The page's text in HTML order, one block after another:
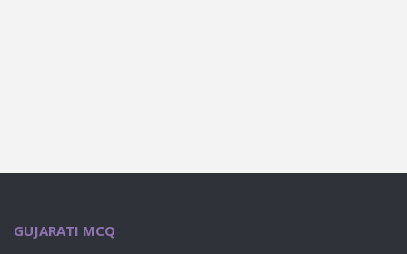
GUJARATI MCQ